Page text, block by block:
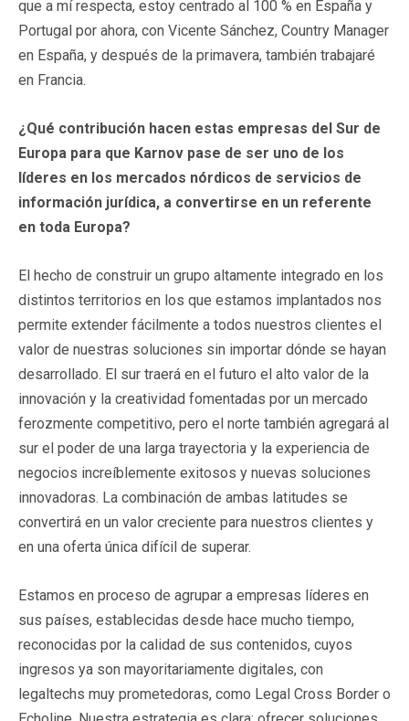
que a mí respecta, estoy centrado al 100 % en España y
Portugal por ahora, con Vicente Sánchez, Country Manager
en España, y después de la primavera, también trabajaré
en Francia.
¿Qué contribución hacen estas empresas del Sur de
Europa para que Karnov pase de ser uno de los
líderes en los mercados nórdicos de servicios de
información jurídica, a convertirse en un referente
en toda Europa?
El hecho de construir un grupo altamente integrado en los
distintos territorios en los que estamos implantados nos
permite extender fácilmente a todos nuestros clientes el
valor de nuestras soluciones sin importar dónde se hayan
desarrollado. El sur traerá en el futuro el alto valor de la
innovación y la creatividad fomentadas por un mercado
ferozmente competitivo, pero el norte también agregará al
sur el poder de una larga trayectoria y la experiencia de
negocios increíblemente exitosos y nuevas soluciones
innovadoras. La combinación de ambas latitudes se
convertirá en un valor creciente para nuestros clientes y
en una oferta única difícil de superar.
Estamos en proceso de agrupar a empresas líderes en
sus países, establecidas desde hace mucho tiempo,
reconocidas por la calidad de sus contenidos, cuyos
ingresos ya son mayoritariamente digitales, con
legaltechs muy prometedoras, como Legal Cross Border o